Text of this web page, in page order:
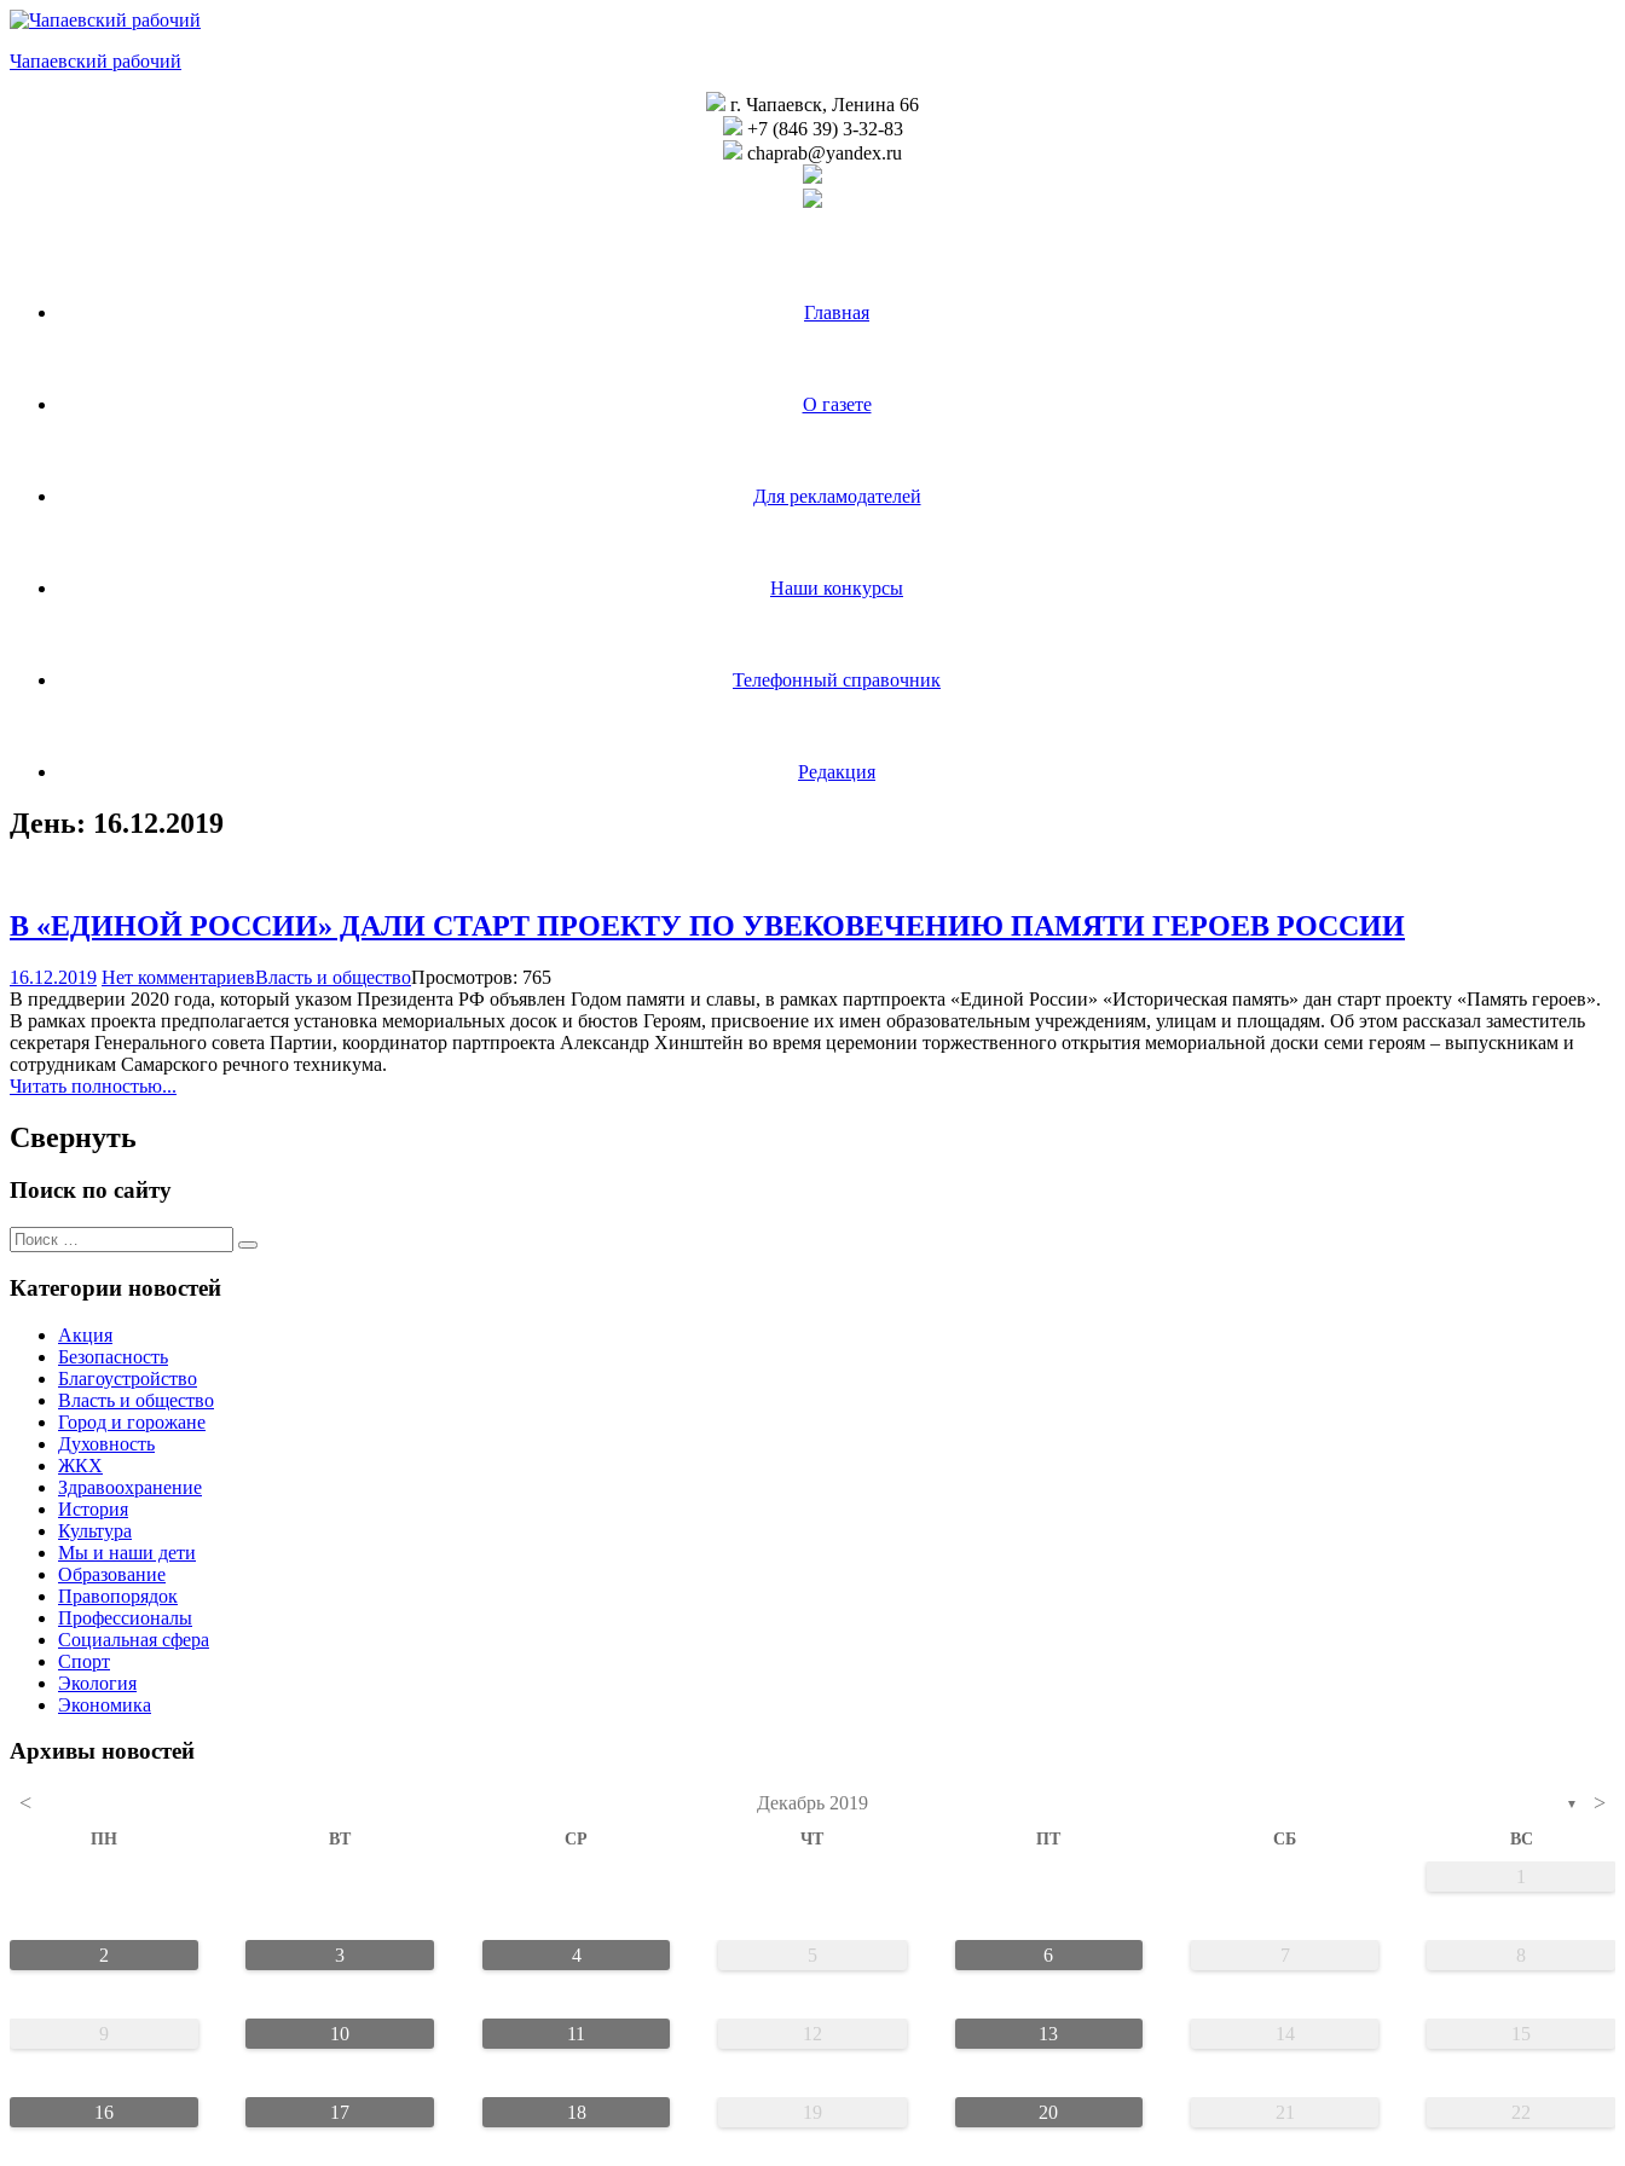
Перейти
содержимому
Чапаевский рабочий
г. Чапаевск, Ленина 66
+7 (846 39) 3-32-83
chaprab@yandex.ru
Главная
О газете
Для рекламодателей
Наши конкурсы
Телефонный справочник
Редакция
День: 16.12.2019
В «ЕДИНОЙ РОССИИ» ДАЛИ СТАРТ ПРОЕКТУ ПО УВЕКОВЕЧЕНИЮ ПАМЯТИ ГЕРОЕВ РОССИИ
16.12.2019 Нет комментариевВласть и обществоПросмотров: 765
В преддверии 2020 года, который указом Президента РФ объявлен Годом памяти и славы, в рамках партпроекта «Единой России» «Историческая память» дан старт проекту «Память героев».
В рамках проекта предполагается установка мемориальных досок и бюстов Героям, присвоение их имен образовательным учреждениям, улицам и площадям. Об этом рассказал заместитель
секретаря Генерального совета Партии, координатор партпроекта Александр Хинштейн во время церемонии торжественного открытия мемориальной доски семи героям – выпускникам и
сотрудникам Самарского речного техникума.
Читать полностью...
Свернуть
Поиск по сайту
Поиск
для:
Поиск
Категории новостей
Акция
Безопасность
Благоустройство
Власть и общество
Город и горожане
Духовность
ЖКХ
Здравоохранение
История
Культура
Мы и наши дети
Образование
Правопорядок
Профессионалы
Социальная сфера
Спорт
Экология
Экономика
Архивы новостей
< Декабрь 2019 ▼ >
ПН ВТ СР ЧТ ПТ СБ ВС
1
2 3 4 5 6 7 8
9 10 11 12 13 14 15
16 17 18 19 20 21 22